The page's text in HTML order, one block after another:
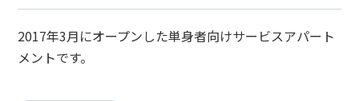
2017年3月にオープンした単身者向けサービスアパート
メントです。